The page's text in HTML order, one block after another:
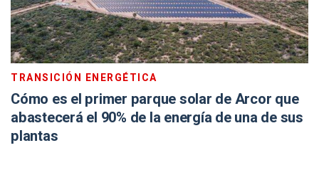
TRANSICIÓN ENERGÉTICA
Cómo es el primer parque solar de Arcor que
abastecerá el 90% de la energía de una de sus
plantas